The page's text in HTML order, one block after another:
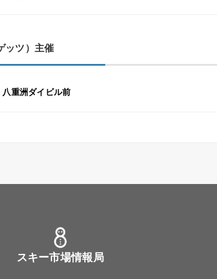
ッツ）主催
重洲ダイビル前
スキー市場情報局